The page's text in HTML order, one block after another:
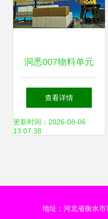
洞悉007物料单元
探寻物料搬运装备
的高效之选
查看详情
更新时间：2026-08-06
13:07:38
地址：河北省衡水